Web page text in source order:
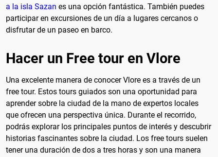
a la isla Sazan es una opción fantástica. También puedes
participar en excursiones de un día a lugares cercanos o
disfrutar de un paseo en barco.
Hacer un Free tour en Vlore
Una excelente manera de conocer Vlore es a través de un
free tour. Estos tours guiados son una oportunidad para
aprender sobre la ciudad de la mano de expertos locales
que ofrecen una perspectiva única. Durante el recorrido,
podrás explorar los principales puntos de interés y descubrir
historias fascinantes sobre la ciudad. Los free tours suelen
tener una duración de dos a tres horas y son una manera